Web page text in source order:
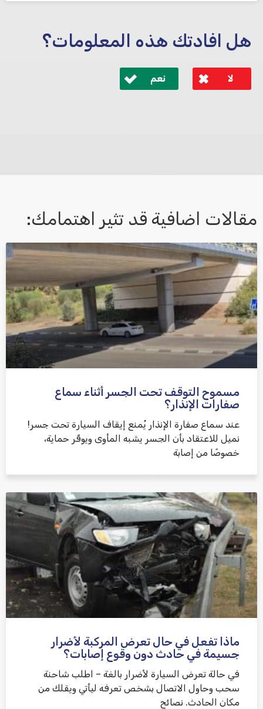
هل افادتك هذه المعلومات؟
لا نعم
אני מאשר/ת קבלת דיוור במייל ושימוש בפרטים בהתאם
למדיניות הפרטיות
שלח משוב
مقالات اضافية قد تثير اهتمامك:
مسموح التوقف تحت الجسر أثناء سماع
صفارات الإنذار؟
عند سماع صفارة الإنذار يُمنع إيقاف السيارة تحت جسر!
نميل للاعتقاد بأن الجسر يشبه المأوى ويوفّر حماية،
خصوصًا من إصابة
ماذا تفعل في حال تعرض المركبة لأضرار
جسيمة في حادث دون وقوع إصابات؟
في حالة تعرض السيارة لأضرار بالغة – اطلب شاحنة
سحب وحاول الاتصال بشخص تعرفه ليأتي ويقلك من
مكان الحادث. نصائح